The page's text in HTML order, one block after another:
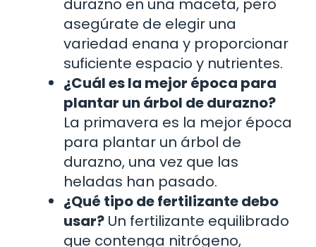
durazno en una maceta, pero
asegúrate de elegir una
variedad enana y proporcionar
suficiente espacio y nutrientes.
¿Cuál es la mejor época para
plantar un árbol de durazno?
La primavera es la mejor época
para plantar un árbol de
durazno, una vez que las
heladas han pasado.
¿Qué tipo de fertilizante debo
usar? Un fertilizante equilibrado
que contenga nitrógeno,